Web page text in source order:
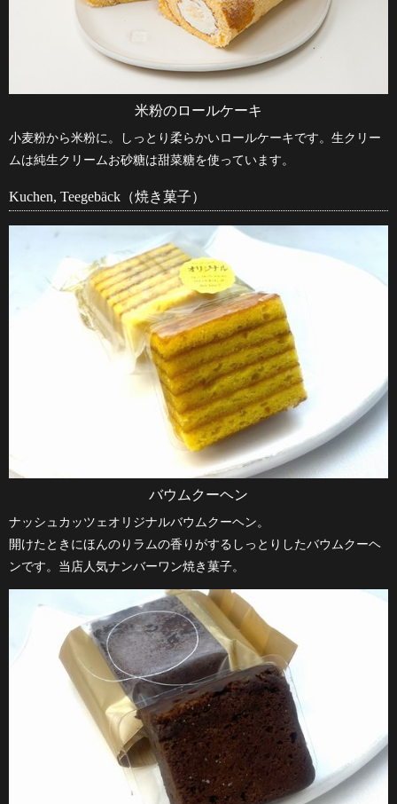
米粉のロールケーキ
小麦粉から米粉に。しっとり柔らかいロールケーキです。生クリー
ムは純生クリームお砂糖は甜菜糖を使っています。
Kuchen, Teegebäck（焼き菓子）
バウムクーヘン
ナッシュカッツェオリジナルバウムクーヘン。
開けたときにほんのりラムの香りがするしっとりしたバウムクーヘ
ンです。当店人気ナンバーワン焼き菓子。